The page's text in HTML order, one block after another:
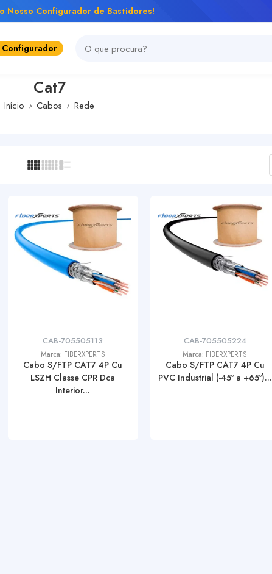
- Controle total na Prevenção de incendios!
Configurador
Cat7
Início Cabos Rede
CAB-705505113
Marca: FIBERXPERTS
Cabo S/FTP CAT7 4P Cu
LSZH Classe CPR Dca
Interior...
CAB-705505224
Marca: FIBERXPERTS
Cabo S/FTP CAT7 4P Cu
PVC Industrial (-45º a +65º)...